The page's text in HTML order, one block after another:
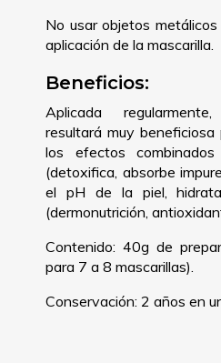
No usar objetos
aplicación de la mascarilla.
Beneficios:
Aplicada
resultará muy
los efectos
(detoxifica, absorbe
el pH de la piel,
(dermonutrición,
Contenido: 40g de
para 7 a 8 mascarillas).
Conservación: 2 años en